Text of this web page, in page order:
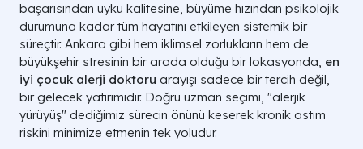
başarısından uyku kalitesine, büyüme hızından psikolojik
durumuna kadar tüm hayatını etkileyen sistemik bir
süreçtir. Ankara gibi hem iklimsel zorlukların hem de
büyükşehir stresinin bir arada olduğu bir lokasyonda, en
iyi çocuk alerji doktoru arayışı sadece bir tercih değil,
bir gelecek yatırımıdır. Doğru uzman seçimi, "alerjik
yürüyüş" dediğimiz sürecin önünü keserek kronik astım
riskini minimize etmenin tek yoludur.